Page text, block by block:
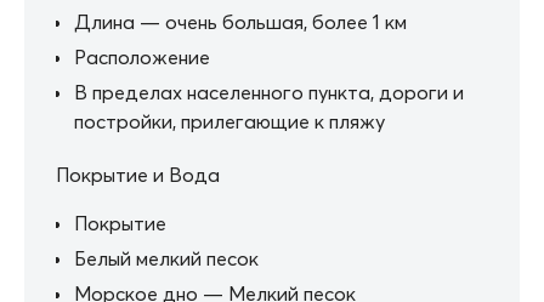
Длина — очень большая, более 1 км
Расположение
В пределах населенного пункта, дороги и
постройки, прилегающие к пляжу
Покрытие и Вода
Покрытие
Белый мелкий песок
Морское дно — Мелкий песок